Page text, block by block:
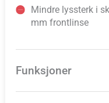
Mindre lyssterk i
mm frontlinse
Funksjoner